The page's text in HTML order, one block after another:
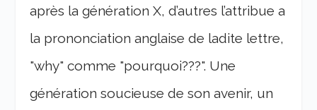
après la génération X, d’autres l’attribue a
la prononciation anglaise de ladite lettre,
"why" comme "pourquoi???". Une
génération soucieuse de son avenir, un